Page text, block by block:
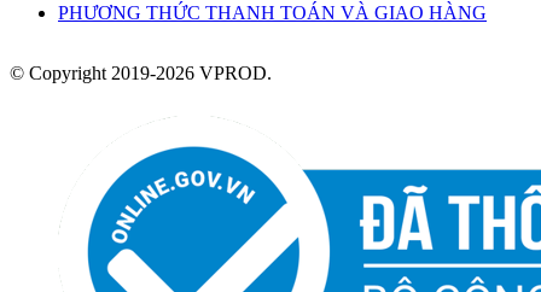
PHƯƠNG THỨC THANH TOÁN VÀ GIAO HÀNG
© Copyright 2019-2026 VPROD.